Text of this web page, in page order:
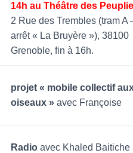
14h au Théâtre des
2 Rue des Trembles (tram A
arrêt « La Bruyère »), 38100
Grenoble, fin à 16h.
projet « mobile collectif
oiseaux » avec Françoise
Radio avec Khaled Baitiche